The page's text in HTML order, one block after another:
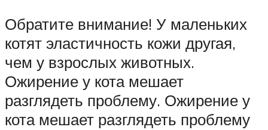
Обратите внимание! У маленьких
котят эластичность кожи другая,
чем у взрослых животных.
Ожирение у кота мешает
разглядеть проблему. Ожирение у
кота мешает разглядеть проблему